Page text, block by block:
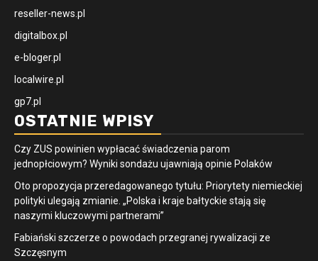
reseller-news.pl
digitalbox.pl
e-bloger.pl
localwire.pl
gp7.pl
OSTATNIE WPISY
Czy ZUS powinien wypłacać świadczenia parom
jednopłciowym? Wyniki sondażu ujawniają opinie Polaków
Oto propozycja przeredagowanego tytułu: Priorytety niemieckiej
polityki ulegają zmianie. „Polska i kraje bałtyckie stają się
naszymi kluczowymi partnerami”
Fabiański szczerze o powodach przegranej rywalizacji ze
Szczęsnym